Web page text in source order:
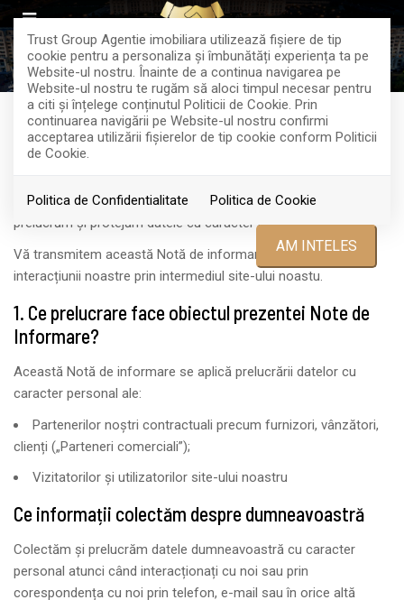
Trust Group Agentie imobiliara utilizează fişiere de tip
cookie pentru a personaliza și îmbunătăți experiența ta pe
Website-ul nostru. Înainte de a continua navigarea pe
Website-ul nostru te rugăm să aloci timpul necesar pentru
a citi și înțelege conținutul Politicii de Cookie. Prin
continuarea navigării pe Website-ul nostru confirmi
acceptarea utilizării fişierelor de tip cookie conform Politicii
de Cookie.
Politica de Confidentialitate Politica de Cookie
AM INTELES
POLITICA DE CONFIDENŢIALITATE
această Notă de informare pentru a vă explica modul în care
prelucrăm și protejăm datele cu caracter personal.
Vă transmitem această Notă de informare la începutul
interacțiunii noastre prin intermediul site-ului noastu.
1. Ce prelucrare face obiectul prezentei Note de
Informare?
Această Notă de informare se aplică prelucrării datelor cu
caracter personal ale:
Partenerilor noştri contractuali precum furnizori, vânzători,
clienți („Parteneri comerciali”);
Vizitatorilor și utilizatorilor site-ului noastru
Ce informații colectăm despre dumneavoastră
Colectăm și prelucrăm datele dumneavoastră cu caracter
personal atunci când interacționați cu noi sau prin
corespondența cu noi prin telefon, e-mail sau în orice altă